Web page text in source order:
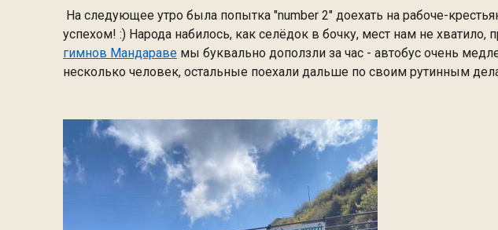
На следующее утро была попытка "number 2" доехать на рабоче-
успехом! :) Народа набилось, как селёдок в бочку, мест нам не хватило,
гимнов Мандараве мы буквально доползли за час - автобус очень
несколько человек, остальные поехали дальше по своим рутинным